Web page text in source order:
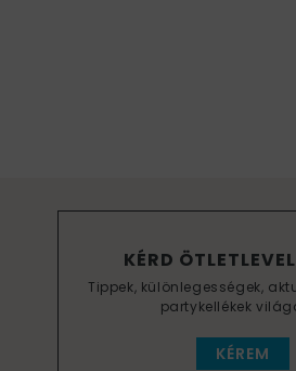
KÉRD
Tippek, különlegességek,
partykellékek
KÉREM